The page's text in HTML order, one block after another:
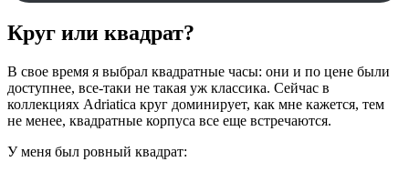
Круг или квадрат?
В свое время я выбрал квадратные часы: они и по цене были
доступнее, все-таки не такая уж классика. Сейчас в
коллекциях Adriatica круг доминирует, как мне кажется, тем
не менее, квадратные корпуса все еще встречаются.
У меня был ровный квадрат: